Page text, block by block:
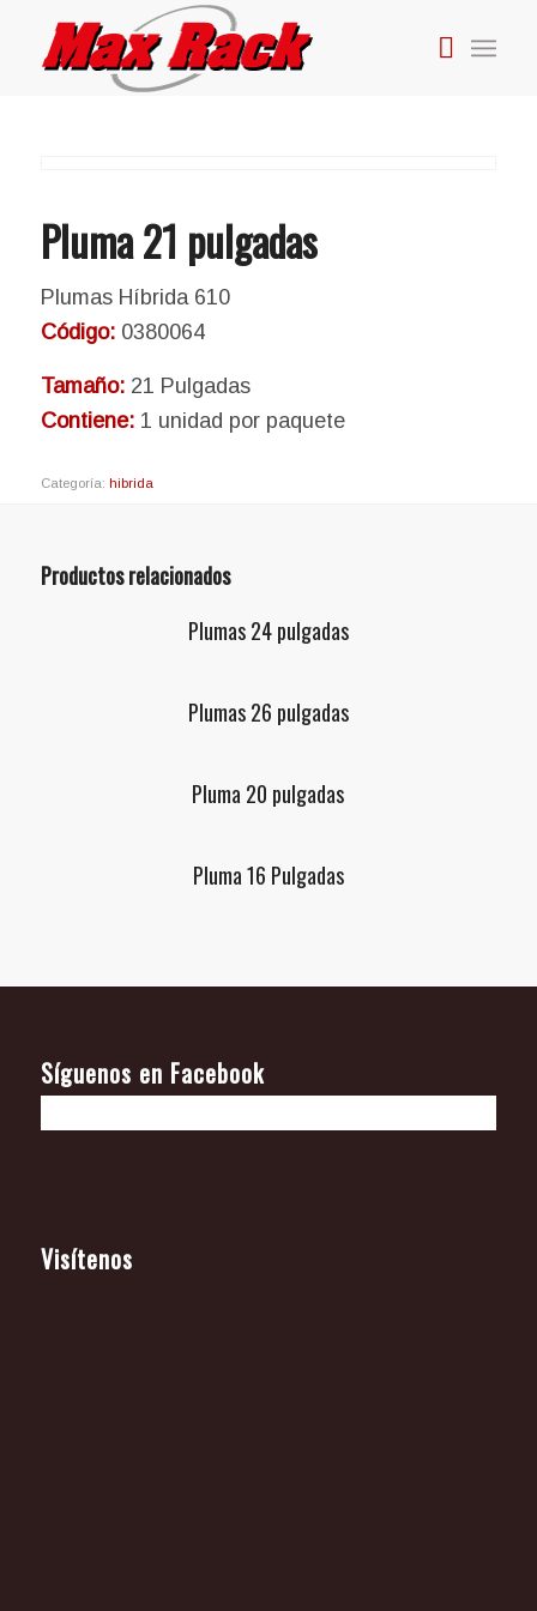
Pluma 21 pulgadas
Plumas Híbrida 610
Código:0380064
Tamaño:21 Pulgadas
Contiene:1 unidad por paquete
Categoría: hibrida
Productos relacionados
Plumas 24 pulgadas
Plumas 26 pulgadas
Pluma 20 pulgadas
Pluma 16 Pulgadas
Síguenos en Facebook
Visítenos